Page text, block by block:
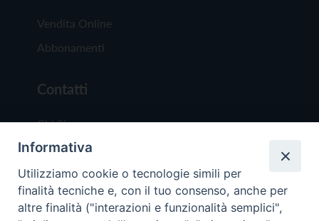
Vendita Online
Abbonamenti
Contatti
Chi Siamo
Redazione
Scrivici
Informativa
Utilizziamo cookie o tecnologie simili per
finalità tecniche e, con il tuo consenso, anche per
altre finalità ("interazioni e funzionalità semplici",